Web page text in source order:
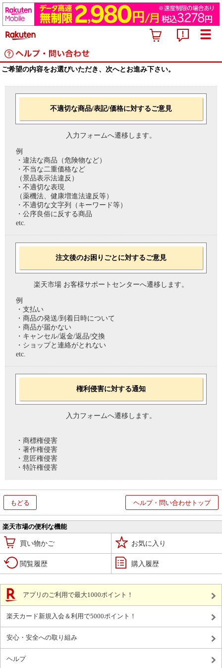
ご希望の内容をお選びいただき、次へとお進み下さい。
不適切な商品/表記/価格に対するご意見
入力フォームへ遷移します。
例
・違法な商品（危険物など）
・不当な二重価格など
（景品表示法違反）
・不適切な表現
（薬機法、健康増進法違反等）
・不適切な文字列（キーワード等）
・公序良俗に反する商品
etc.
注文後のお困りごとに対するご意見
楽天市場 お客様サポートセンターへ遷移します。
例
・支払い
・商品の発送/到着日時について
・商品が届かない
・キャンセル/返金/返品/交換
・ショップと連絡がとれない
etc.
権利侵害に対する通知
入力フォームへ遷移します。
・商標権侵害
・著作権侵害
・意匠権侵害
・特許権侵害
もどる ヘルプ・問い合わせトップ
楽天市場の便利な機能
買い物かご お気に入り
閲覧履歴 購入履歴
アプリのご利用で最大1000ポイント！
楽天カード新規入会＆利用で5000ポイント！
安心・安全への取り組み
ヘルプ